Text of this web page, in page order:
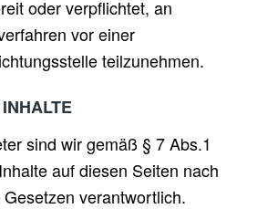
oder verpflichtet, an
vor einer
teilzunehmen.
sind wir gemäß § 7 Abs.1
auf diesen Seiten nach
verantwortlich.